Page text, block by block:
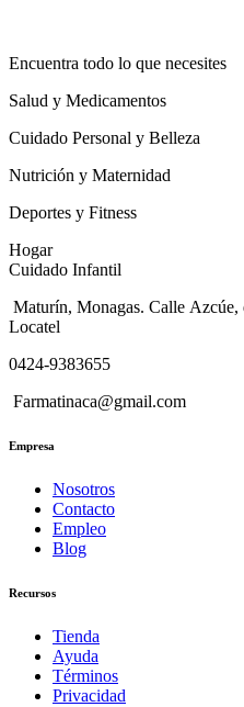
Encuentra todo lo que necesites
Salud y Medicamentos
Cuidado Personal y Belleza
Nutrición y Maternidad
Deportes y Fitness
Hogar
Cuidado Infantil
Maturín, Monagas. Calle Azcúe,
Locatel
0424-9383655
Farmatinaca@gmail.com
Empresa
Nosotros
Contacto
Empleo
Blog
Recursos
Tienda
Ayuda
Términos
Privacidad